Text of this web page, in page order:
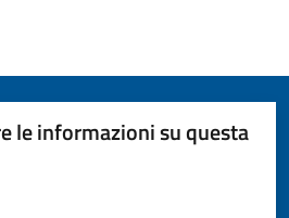
le informazioni su questa